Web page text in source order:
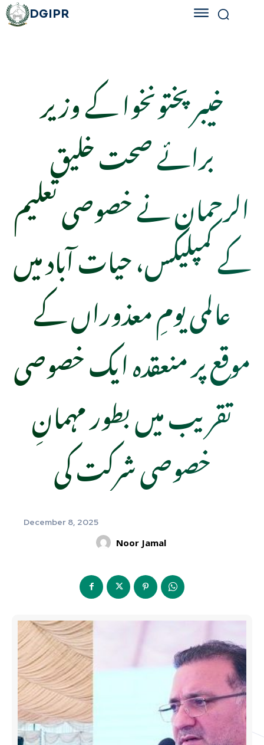
DGIPR
خیبر پختونخوا کے وزیر
برائے صحت خلیق
الرحمان نے خصوصی تعلیم
کے کمپلیکس، حیات آباد میں
عالمی یومِ معذوراں کے
موقع پر منعقدہ ایک خصوصی
تقریب میں بطور مہمانِ
خصوصی شرکت کی
December 8, 2025
Noor Jamal